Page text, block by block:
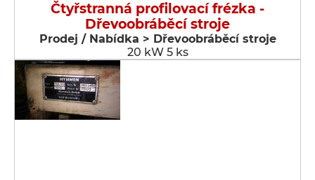
Čtyřstranná profilovací frézka -
Dřevoobráběcí stroje
Prodej / Nabídka > Dřevoobráběcí stroje
20 kW 5 ks